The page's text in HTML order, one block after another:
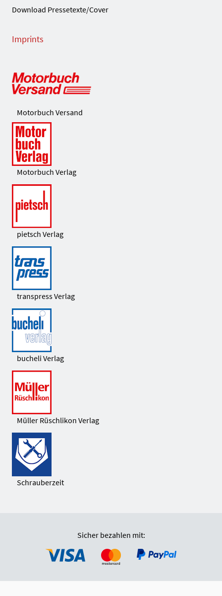
Download Pressetexte/Cover
Imprints
Motorbuch Versand
Motorbuch Verlag
pietsch Verlag
transpress Verlag
bucheli Verlag
Müller Rüschlikon Verlag
Schrauberzeit
Sicher bezahlen mit: